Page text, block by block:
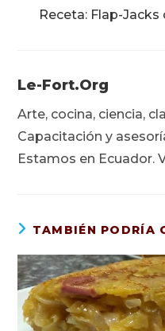
Receta: Flap-
Le-Fort.org
Arte, cocina, ciencia,
Capacitación y
Estamos en Ecuador.
TAMBIÉN PODRÍA